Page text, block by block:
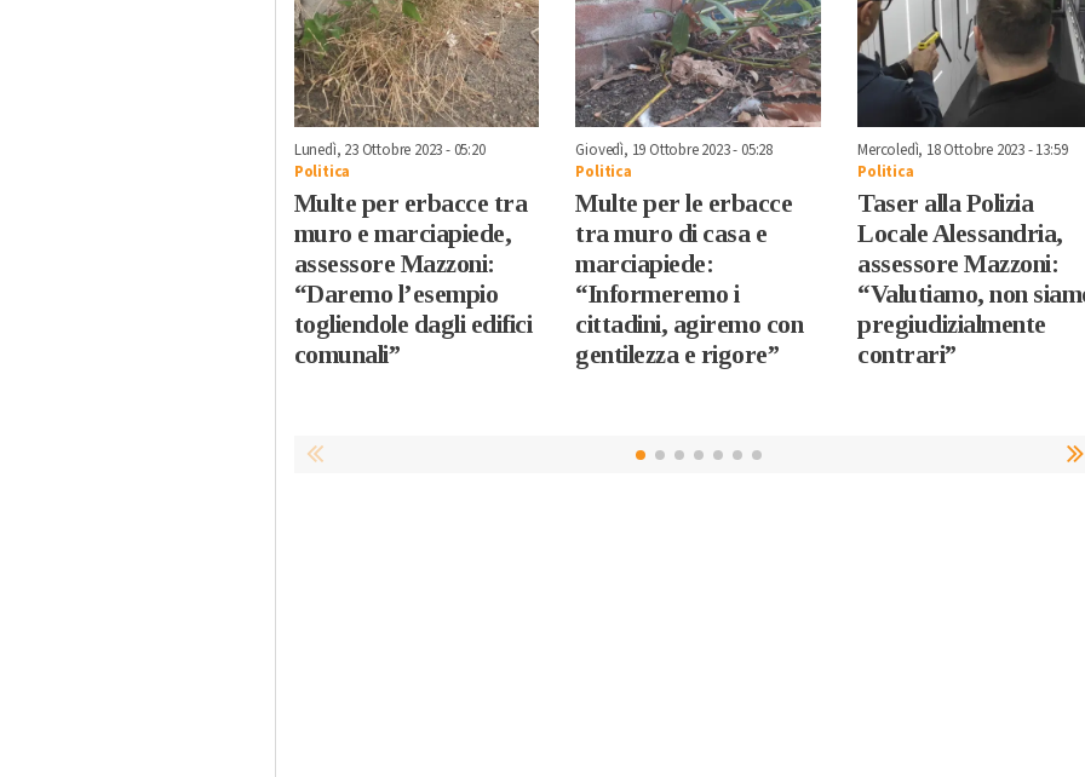
Lunedì, 23 Ottobre 2023 - 05:20
Politica
Multe per erbacce tra
muro e marciapiede,
assessore Mazzoni:
“Daremo l’esempio
togliendole dagli edifici
comunali”
Giovedì, 19 Ottobre 2023 - 05:28
Politica
Multe per le erbacce
tra muro di casa e
marciapiede:
“Informeremo i
cittadini, agiremo con
gentilezza e rigore”
Mercoledì, 18 Ottobre 2023 - 13:59
Politica
Taser alla Polizia
Locale Alessandria,
assessore Mazzoni:
“Valutiamo, non
pregiudizialmente
contrari”